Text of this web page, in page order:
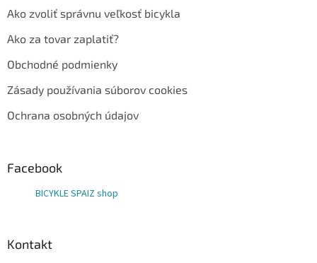
Ako zvoliť správnu veľkosť bicykla
Ako za tovar zaplatiť?
Obchodné podmienky
Zásady používania súborov cookies
Ochrana osobných údajov
Facebook
BICYKLE SPAIZ shop
Kontakt